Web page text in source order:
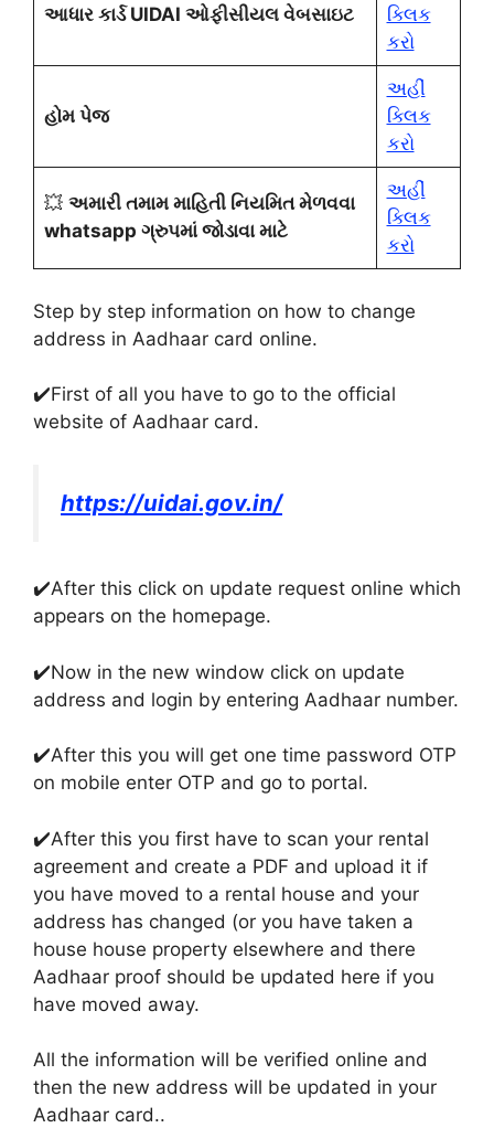
આધાર કાર્ડ UIDAI ઓફીસીયલ વેબસાઇટ
ક્લિક
કરો
હોમ પેજ
અહીં
ક્લિક
કરો
💥 અમારી તમામ માહિતી નિયમિત મેળવવા
whatsapp ગ્રુપમાં જોડાવા માટે
અહીં
ક્લિક
કરો
Step by step information on how to change
address in Aadhaar card online.
✔️First of all you have to go to the official
website of Aadhaar card.
https://uidai.gov.in/
✔️After this click on update request online which
appears on the homepage.
✔️Now in the new window click on update
address and login by entering Aadhaar number.
✔️After this you will get one time password OTP
on mobile enter OTP and go to portal.
✔️After this you first have to scan your rental
agreement and create a PDF and upload it if
you have moved to a rental house and your
address has changed (or you have taken a
house house property elsewhere and there
Aadhaar proof should be updated here if you
have moved away.
All the information will be verified online and
then the new address will be updated in your
Aadhaar card..